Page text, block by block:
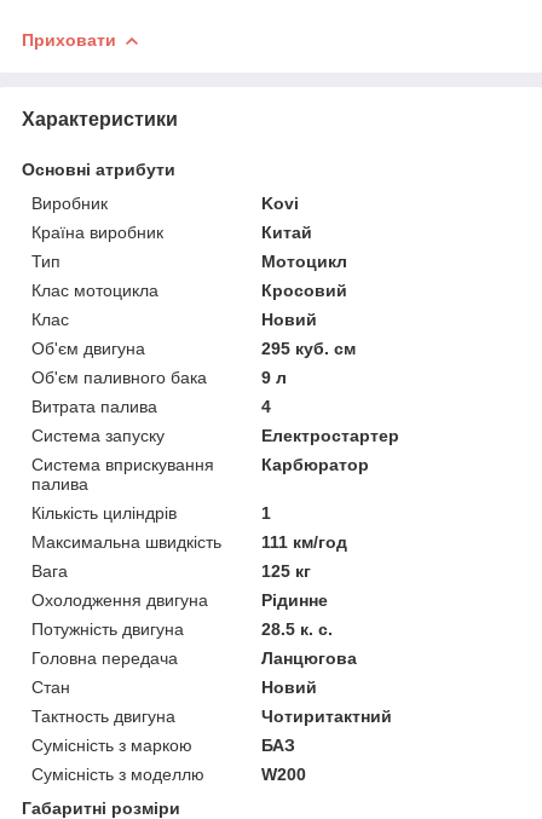
Приховати
Характеристики
Основні атрибути
Виробник
Kovi
Країна виробник
Китай
Тип
Мотоцикл
Клас мотоцикла
Кросовий
Клас
Новий
Об'єм двигуна
295 куб. см
Об'єм паливного бака
9 л
Витрата палива
4
Система запуску
Електростартер
Система вприскування
палива
Карбюратор
Кількість циліндрів
1
Максимальна швидкість
111 км/год
Вага
125 кг
Охолодження двигуна
Рідинне
Потужність двигуна
28.5 к. с.
Головна передача
Ланцюгова
Стан
Новий
Тактность двигуна
Чотиритактний
Сумісність з маркою
БАЗ
Сумісність з моделлю
W200
Габаритні розміри